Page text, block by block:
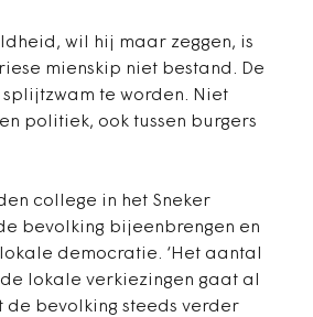
wil hij maar zeggen, is
mienskip niet bestand. De
te worden. Niet
politiek, ook tussen burgers
college in het Sneker
bevolking bijeenbrengen en
democratie. ‘Het aantal
lokale verkiezingen gaat al
bevolking steeds verder